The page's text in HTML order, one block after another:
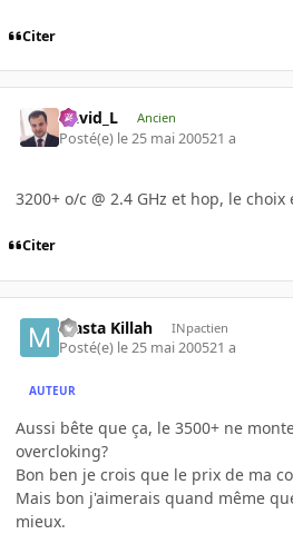
Citer
David_L Ancien
Posté(e) le 25 mai 200521 a
3200+ o/c @ 2.4 GHz et hop, le choix
Citer
Masta Killah INpactien
Posté(e) le 25 mai 200521 a
AUTEUR
Aussi bête que ça, le 3500+ ne
overcloking?
Bon ben je crois que le prix de ma
Mais bon j'aimerais quand même
mieux.